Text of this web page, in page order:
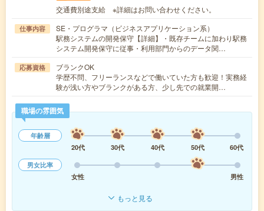
交通費別途支給 ※詳細はお問い合わせください。
仕事内容
SE・プログラマ（ビジネスアプリケーション系）
駅務システムの開発保守【詳細】・既存チームに加わり駅務
システム開発保守に従事・利用部門からのデータ関…
応募資格
ブランクOK
学歴不問、フリーランスなどで働いていた方も歓迎！実務経
験が浅い方やブランクがある方、少し先での就業開…
職場の雰囲気
年齢層
20代
30代 40代 50代
60代
男女比率
女性
男性
もっと見る